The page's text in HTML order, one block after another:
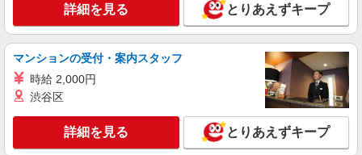
1700円 ※資格や経験などによる
埼玉県川口市
キープ 詳細を見る
アルバイト
日研トータルソーシング株式会社 メディカルケア事業部/大宮オフィ
未経験・無資格OKの介護スタッフ
詳細を見る とりあえずキープ
マンションの受付・案内スタッフ
時給 2,000円
渋谷区
詳細を見る とりあえずキープ